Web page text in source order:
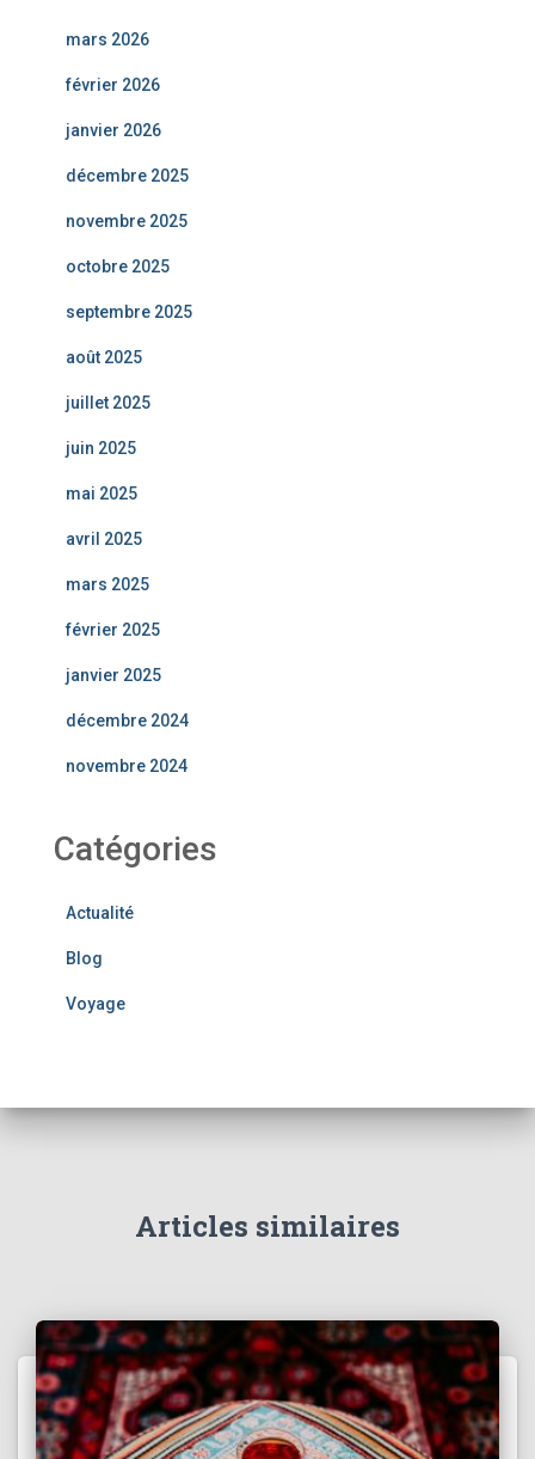
mars 2026
février 2026
janvier 2026
décembre 2025
novembre 2025
octobre 2025
septembre 2025
août 2025
juillet 2025
juin 2025
mai 2025
avril 2025
mars 2025
février 2025
janvier 2025
décembre 2024
novembre 2024
Catégories
Actualité
Blog
Voyage
Articles similaires